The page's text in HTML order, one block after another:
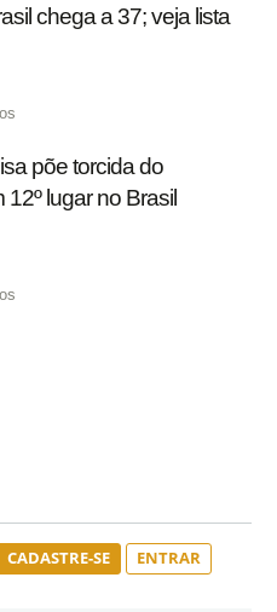
chega a 37; veja lista
põe torcida do
lugar no Brasil